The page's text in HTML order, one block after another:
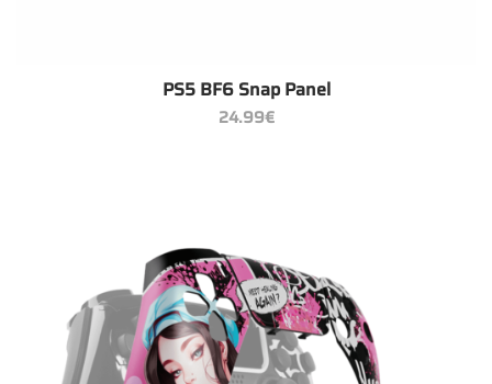
PS5 BF6 Snap Panel
24.99€